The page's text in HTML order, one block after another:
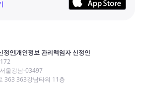
정인개인정보 관리책임자 신정인
울강남-03497
363 363강남타워 11층